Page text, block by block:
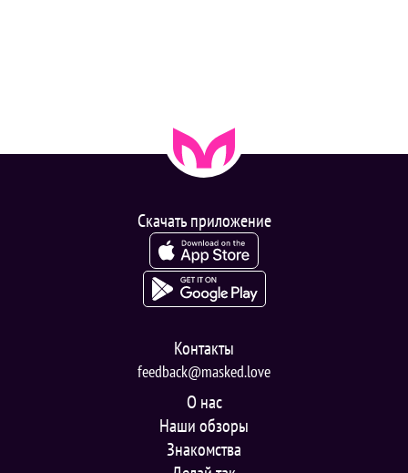
Скачать приложение
Контакты
feedback@masked.love
О нас
Наши обзоры
Знакомства